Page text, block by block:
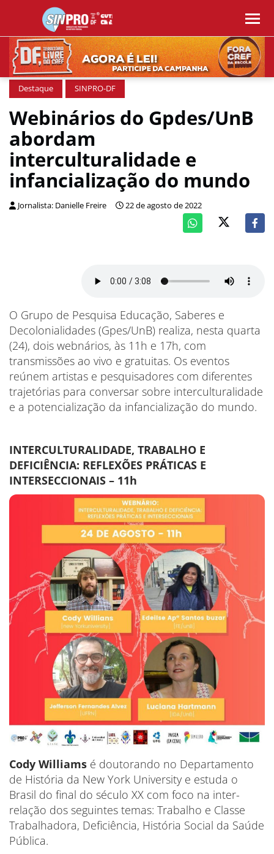
Destaque SINPRO-DF
Webinários do Gpdes/UnB
abordam
interculturalidade e
infancialização do mundo
Jornalista: Danielle Freire 22 de agosto de 2022
O Grupo de Pesquisa Educação, Saberes e
Decolonialidades (Gpes/UnB) realiza, nesta quarta
(24), dois webnários, às 11h e 17h, com
transmissões ao vivo e gratuitas. Os eventos
reúnem artistas e pesquisadores com diferentes
trajetórias para conversar sobre interculturalidade
e a potencialização da infancialização do mundo.
INTERCULTURALIDADE, TRABALHO E
DEFICIÊNCIA: REFLEXÕES PRÁTICAS E
INTERSECCIONAIS – 11h
Cody Williams é doutorando no Departamento
de História da New York University e estuda o
Brasil do final do século XX com foco na inter-
relação dos seguintes temas: Trabalho e Classe
Trabalhadora, Deficiência, História Social da Saúde
Pública.